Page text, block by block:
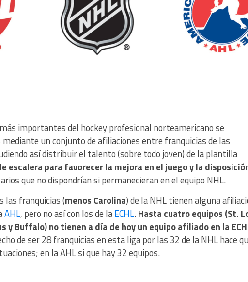
importantes del hockey profesional norteamericano se
un conjunto de afiliaciones entre franquicias de las
así distribuir el talento (sobre todo joven) de la plantilla
escalera para favorecer la mejora en el juego y la
que no dispondrían si permanecieran en el equipo NHL.
las franquicias (menos Carolina) de la NHL tienen alguna
AHL, pero no así con los de laECHL.Hasta cuatro equipos (St.
y Buffalo) no tienen a día de hoy un equipo afiliado en la
de ser 28 franquicias en esta liga por las 32 de la NHL hace
en la AHL si que hay 32 equipos.